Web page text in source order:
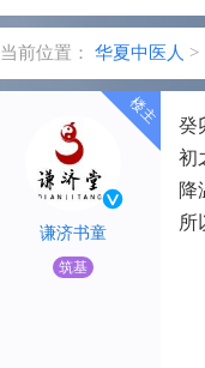
当前位置： 华夏中医人 >
谦济书童
筑基
癸
初
降
所